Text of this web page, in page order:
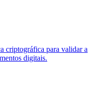
criptográfica para validar a
digitais.